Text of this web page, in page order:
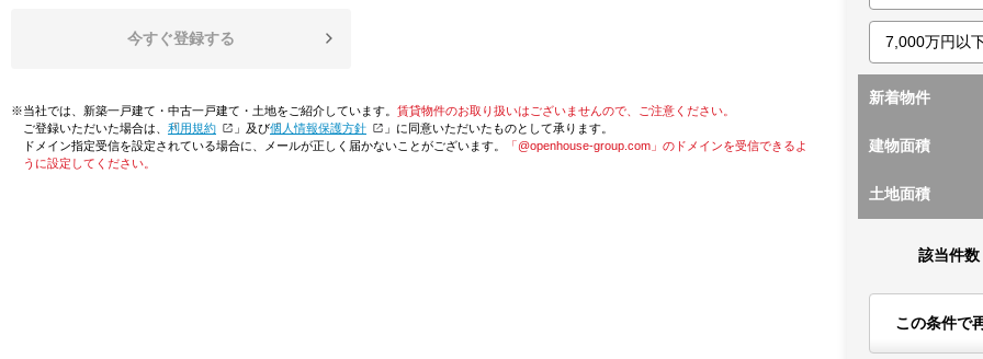
今すぐ登録する
※当社では、新築一戸建て・中古一戸建て・土地をご紹介しています。 賃貸物件のお取り扱いはございませんので、ご注意ください。
ご登録いただいた場合は、「利用規約 」及び「個人情報保護方針
」に同意いただいたものとして承ります。
ドメイン指定受信を設定されている場合に、メールが正しく届かないことがございます。
「@openhouse-group.com」のドメインを受信できるよ
うに設定してください。
新着物件
建物面積
土地面積
該当件数
この条件で